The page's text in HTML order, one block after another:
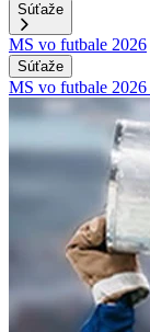
Súťaže
MS vo futbale 2026
Súťaže
MS vo futbale 2026